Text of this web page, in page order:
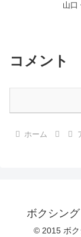
山口
コメント
ホーム
ボクシン
© 2015 ボ